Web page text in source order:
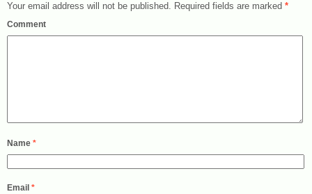
Your email address will not be published. Required fields are marked *
Comment
Name *
Email *